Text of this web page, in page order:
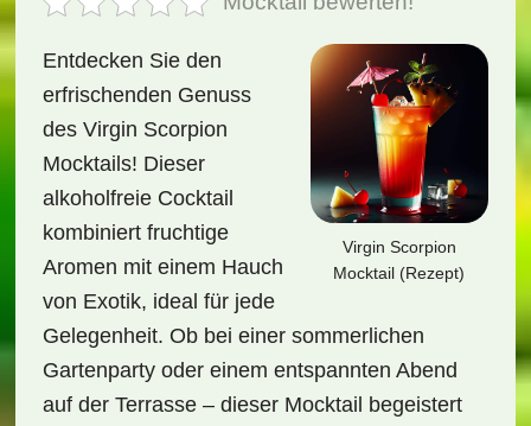
Virgin Scorpion
Mocktail (Rezept)
Entdecken Sie den
erfrischenden Genuss
des Virgin Scorpion
Mocktails! Dieser
alkoholfreie Cocktail
kombiniert fruchtige
Aromen mit einem Hauch
von Exotik, ideal für jede
Gelegenheit. Ob bei einer sommerlichen
Gartenparty oder einem entspannten Abend
auf der Terrasse – dieser Mocktail begeistert